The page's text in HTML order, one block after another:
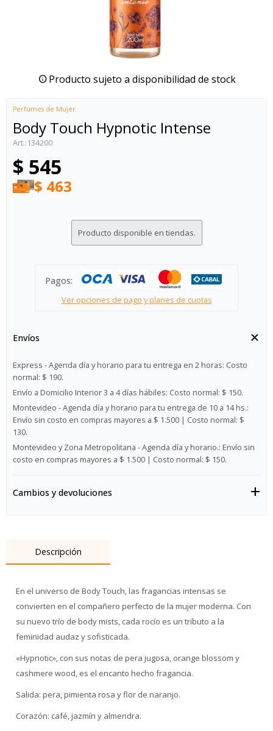
Producto sujeto a disponibilidad de stock
Perfumes de Mujer
Body Touch Hypnotic Intense
134200
$ 545
$ 463
Producto disponible en tiendas.
Pagos:
Ver opciones de pago y planes de cuotas
Envíos
Express - Agenda día y horario para tu entrega en 2 horas: Costo
normal: $ 190.
Envío a Domicilio Interior 3 a 4 días hábiles: Costo normal: $ 150.
Montevideo - Agenda día y horario para tu entrega de 10 a 14 hs.:
Envío sin costo en compras mayores a $ 1.500 | Costo normal: $
130.
Montevideo y Zona Metropolitana - Agenda día y horario.: Envío sin
costo en compras mayores a $ 1.500 | Costo normal: $ 150.
Cambios y devoluciones
Descripción
En el universo de Body Touch, las fragancias intensas se
convierten en el compañero perfecto de la mujer moderna. Con
su nuevo trío de body mists, cada rocío es un tributo a la
feminidad audaz y sofisticada.
«Hypnotic», con sus notas de pera jugosa, orange blossom y
cashmere wood, es el encanto hecho fragancia.
Salida: pera, pimienta rosa y flor de naranjo.
Corazón: café, jazmín y almendra.